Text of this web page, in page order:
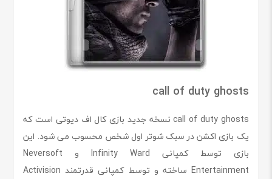
call of duty ghosts
call of duty ghosts نسخه جدید بازی کال اف دیوتی است که
یک بازی اکشن در سبک شوتر اول شخص محسوب می شود. این
بازی توسط کمپانی Infinity Ward و Neversoft
Entertainment ساخته و توسط کمپانی قدرتمند Activision